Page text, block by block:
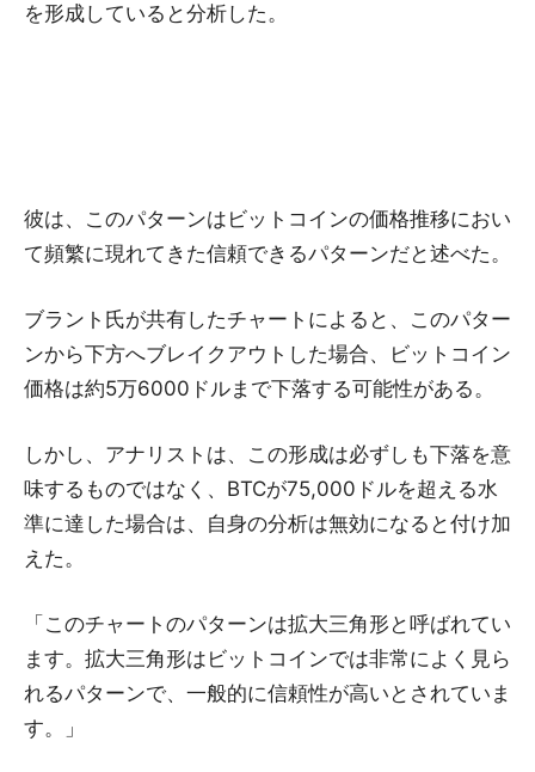
を形成していると分析した。
彼は、このパターンはビットコインの価格推移におい
て頻繁に現れてきた信頼できるパターンだと述べた。
ブラント氏が共有したチャートによると、このパター
ンから下方へブレイクアウトした場合、ビットコイン
価格は約5万6000ドルまで下落する可能性がある。
しかし、アナリストは、この形成は必ずしも下落を意
味するものではなく、BTCが75,000ドルを超える水
準に達した場合は、自身の分析は無効になると付け加
えた。
「このチャートのパターンは拡大三角形と呼ばれてい
ます。拡大三角形はビットコインでは非常によく見ら
れるパターンで、一般的に信頼性が高いとされていま
す。」